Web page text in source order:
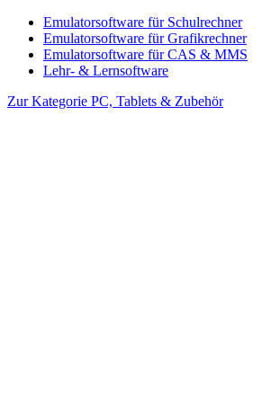
Emulatorsoftware für Schulrechner
Emulatorsoftware für Grafikrechner
Emulatorsoftware für CAS & MMS
Lehr- & Lernsoftware
Zur Kategorie PC, Tablets & Zubehör